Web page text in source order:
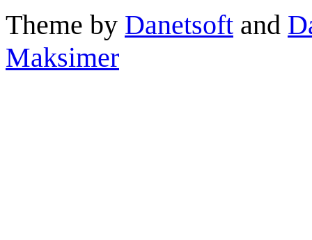
Theme by Danetsoft and
Maksimer